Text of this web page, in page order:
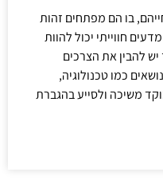
בו הם מפתחים זהות
חווייתי יכול להוות
להבין את הצרכים
כמו טכנולוגיה,
משיכה ולסייע בהגברת